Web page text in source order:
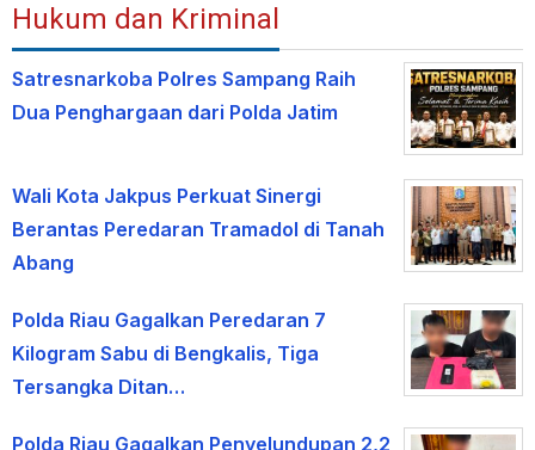
Hukum dan Kriminal
Satresnarkoba Polres Sampang Raih
Dua Penghargaan dari Polda Jatim
Wali Kota Jakpus Perkuat Sinergi
Berantas Peredaran Tramadol di Tanah
Abang
Polda Riau Gagalkan Peredaran 7
Kilogram Sabu di Bengkalis, Tiga
Tersangka Ditan…
Polda Riau Gagalkan Penyelundupan 2,2